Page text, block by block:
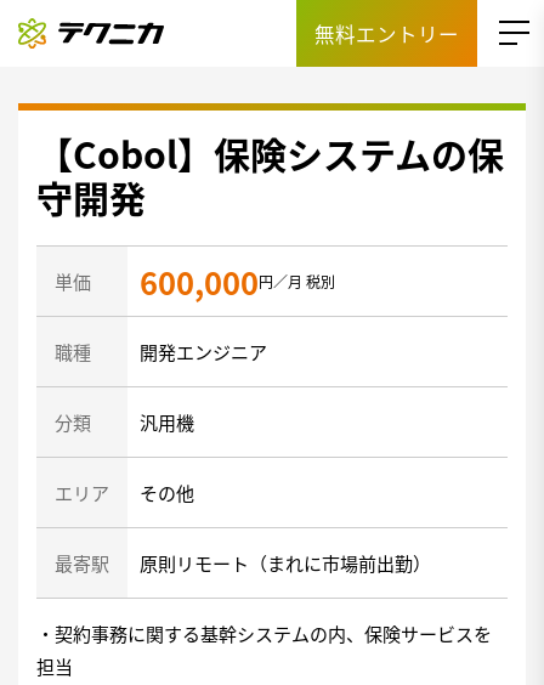
無料エントリー
【Cobol】保険システムの保
守開発
単価 600,000円／月 税別
職種 開発エンジニア
分類 汎用機
エリア その他
最寄駅 原則リモート（まれに市場前出勤）
・契約事務に関する基幹システムの内、保険サービスを
担当